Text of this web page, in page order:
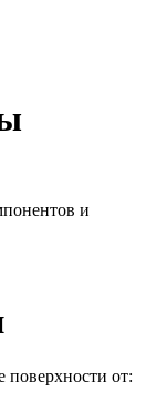
и
поверхности от: